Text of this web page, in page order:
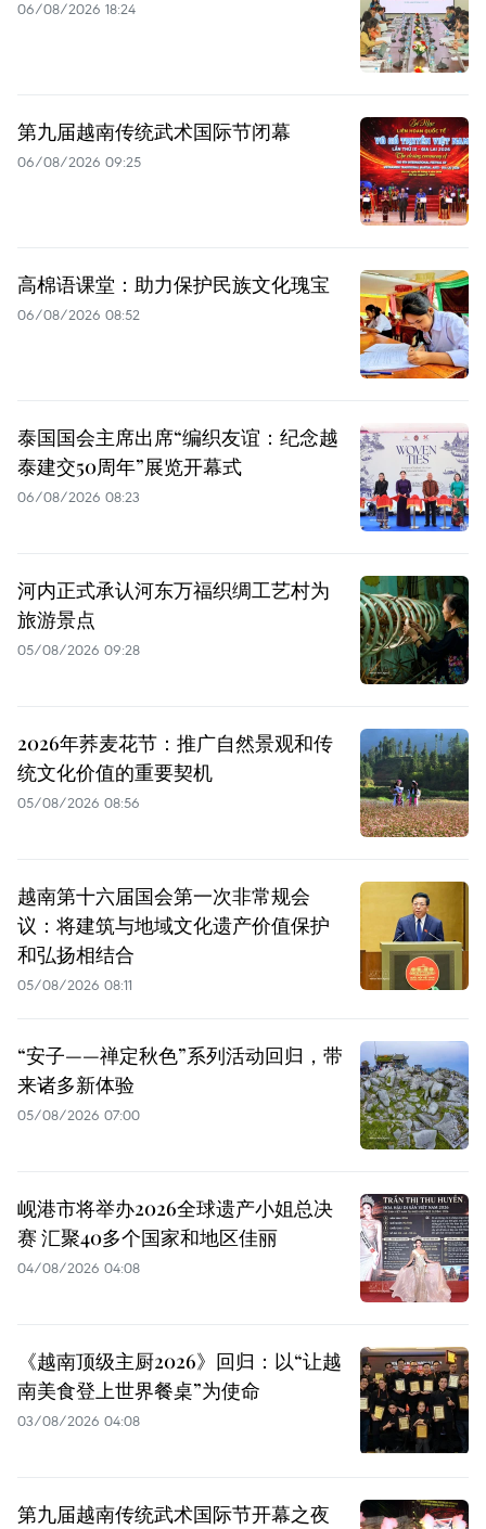
06/08/2026 18:24
第九届越南传统武术国际节闭幕
06/08/2026 09:25
高棉语课堂：助力保护民族文化瑰宝
06/08/2026 08:52
泰国国会主席出席“编织友谊：纪念越
泰建交50周年”展览开幕式
06/08/2026 08:23
河内正式承认河东万福织绸工艺村为
旅游景点
05/08/2026 09:28
2026年荞麦花节：推广自然景观和传
统文化价值的重要契机
05/08/2026 08:56
越南第十六届国会第一次非常规会
议：将建筑与地域文化遗产价值保护
和弘扬相结合
05/08/2026 08:11
“安子——禅定秋色”系列活动回归，带
来诸多新体验
05/08/2026 07:00
岘港市将举办2026全球遗产小姐总决
赛 汇聚40多个国家和地区佳丽
04/08/2026 04:08
《越南顶级主厨2026》回归：以“让越
南美食登上世界餐桌”为使命
03/08/2026 04:08
第九届越南传统武术国际节开幕之夜